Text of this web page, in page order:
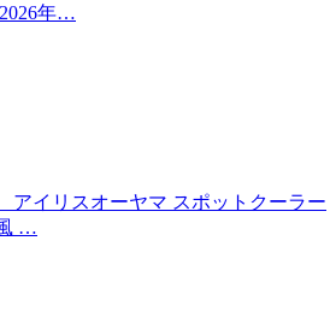
年…
アイリスオーヤマ スポットクーラー
…